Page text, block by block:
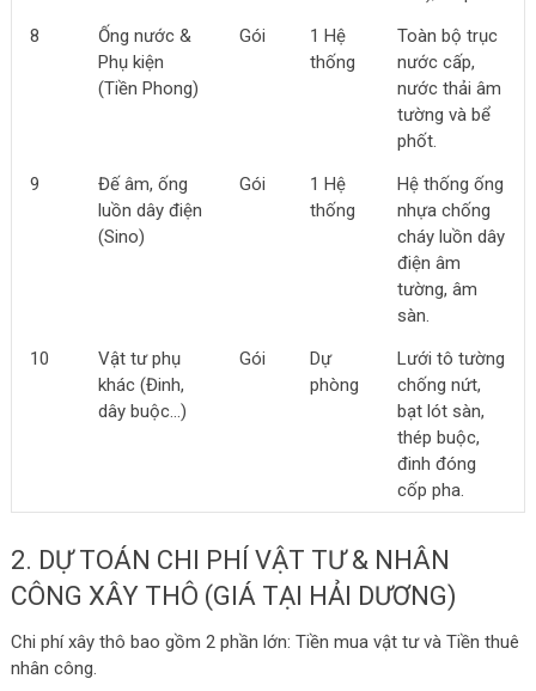
8
Ống nước &
Phụ kiện
(Tiền Phong)
Gói
1 Hệ
thống
Toàn bộ trục
nước cấp,
nước thải âm
tường và bể
phốt.
9
Đế âm, ống
luồn dây điện
(Sino)
Gói
1 Hệ
thống
Hệ thống ống
nhựa chống
cháy luồn dây
điện âm
tường, âm
sàn.
10
Vật tư phụ
khác (Đinh,
dây buộc…)
Gói
Dự
phòng
Lưới tô tường
chống nứt,
bạt lót sàn,
thép buộc,
đinh đóng
cốp pha.
2. DỰ TOÁN CHI PHÍ VẬT TƯ & NHÂN
CÔNG XÂY THÔ (GIÁ TẠI HẢI DƯƠNG)
Chi phí xây thô bao gồm 2 phần lớn: Tiền mua vật tư và Tiền thuê
nhân công.